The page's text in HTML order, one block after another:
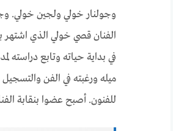
وجولنار خولي ولجين خولي.
الفنان قصي خولي الذي
في بداية حياته وتابع دراسته
ميله ورغبته في الفن والتسجيل
للفنون. أصبح عضوا بنقابة